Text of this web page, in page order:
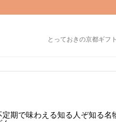
とっておきの京都ギフト
定期で味わえる知る人ぞ知る名